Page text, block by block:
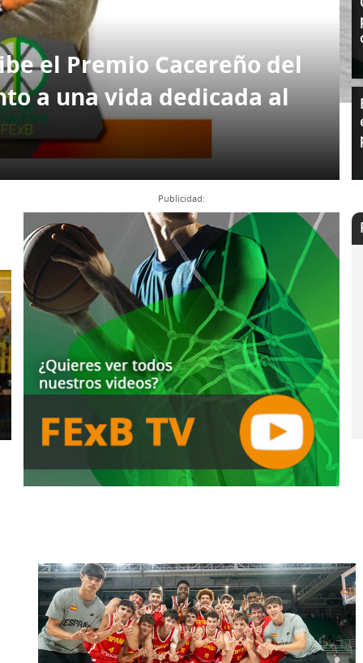
Otras formaciones
el Premio Cacereño del
a una vida dedicada al
Publicidad:
lunes, 30 de septiembre de 2024
COPA EXTREMADURA MASCULINA
2024/25